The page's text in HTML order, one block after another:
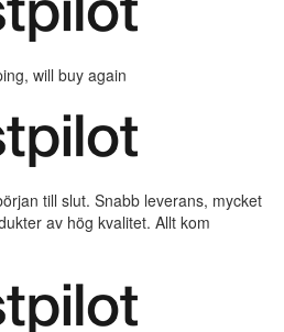
tolles Produkt
again for sure sometime in the
and delivery.